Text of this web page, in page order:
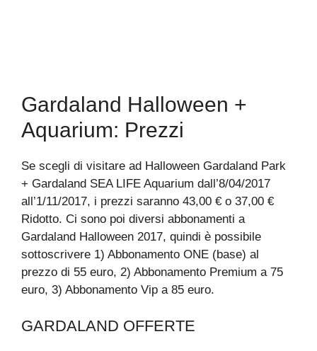
Gardaland Halloween +
Aquarium: Prezzi
Se scegli di visitare ad Halloween Gardaland Park
+ Gardaland SEA LIFE Aquarium dall’8/04/2017
all’1/11/2017, i prezzi saranno 43,00 € o 37,00 €
Ridotto. Ci sono poi diversi abbonamenti a
Gardaland Halloween 2017, quindi è possibile
sottoscrivere 1) Abbonamento ONE (base) al
prezzo di 55 euro, 2) Abbonamento Premium a 75
euro, 3) Abbonamento Vip a 85 euro.
GARDALAND OFFERTE